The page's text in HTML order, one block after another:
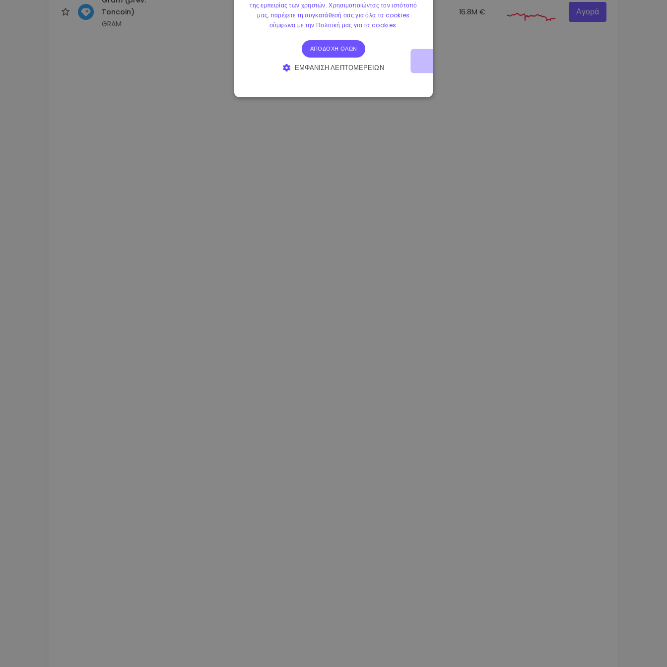
Toncoin)
GRAM
1.180000 € +1.90% 3.2B € 16.8M € Αγορά
της εμπειρίας των χρηστών. Χρησιμοποιώντας τον ιστότοπό
μας, παρέχετε τη συγκατάθεσή σας για όλα τα cookies
σύμφωνα με την Πολιτική μας για τα cookies.
ΑΠΟΔΟΧΉ ΌΛΩΝ
ΕΜΦΆΝΙΣΗ ΛΕΠΤΟΜΕΡΕΙΏΝ